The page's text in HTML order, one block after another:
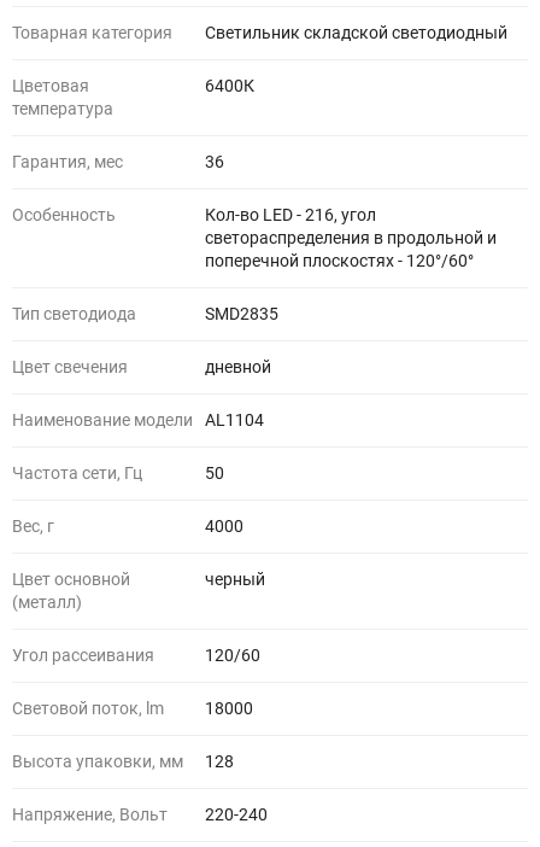
Товарная категория Светильник складской светодиодный
Цветовая
температура
6400К
Гарантия, мес 36
Особенность
Кол-во LED - 216, угол
светораспределения в продольной и
поперечной плоскостях - 120°/60°
Тип светодиода SMD2835
Цвет свечения дневной
Наименование модели AL1104
Частота сети, Гц 50
Вес, г 4000
Цвет основной
(металл)
черный
Угол рассеивания 120/60
Световой поток, lm 18000
Высота упаковки, мм 128
Напряжение, Вольт 220-240